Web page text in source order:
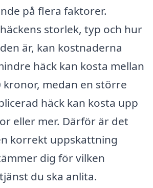
på flera faktorer.
storlek, typ och hur
är, kan kostnaderna
häck kan kosta mellan
kronor, medan en större
häck kan kosta upp
eller mer. Därför är det
korrekt uppskattning
dig för vilken
du ska anlita.